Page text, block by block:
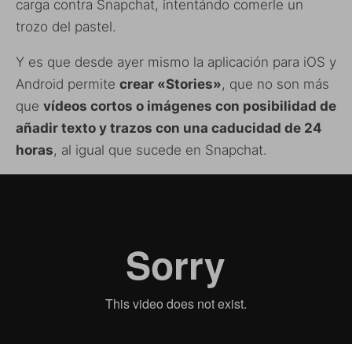
carga contra Snapchat, intentándo comerle un
trozo del pastel.
Y es que desde ayer mismo la aplicación para iOS y
Android permite crear «Stories», que no son más
que vídeos cortos o imágenes con posibilidad de
añadir texto y trazos con una caducidad de 24
horas, al igual que sucede en Snapchat.